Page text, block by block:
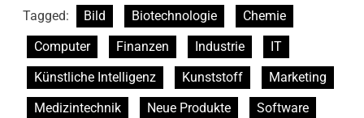
Tagged: Bild Biotechnologie
Chemie
Computer
Finanzen Industrie
IT
Künstliche Intelligenz
Kunststoff
Marketing
Medizintechnik
Neue Produkte
Software